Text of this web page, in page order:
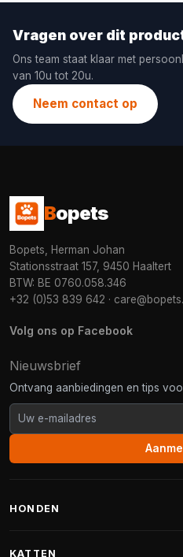
Vragen over dit
Ons team staat klaar met
van 10u tot 20u.
Neem contact op
Bopets
Bopets, Herman Johan
Stationsstraat 157, 9450 Haaltert
BTW: BE 0760.058.346
+32 (0)53 839 642 ·
Volg ons op Facebook
Nieuwsbrief
Ontvang aanbiedingen en tips
HONDEN
KATTEN